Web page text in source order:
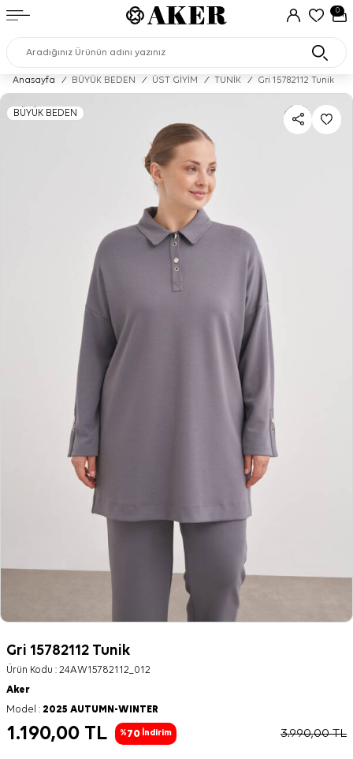
0
Anasayfa / BÜYÜK BEDEN / ÜST GİYİM / TUNİK / Gri 15782112 Tunik
BÜYÜK BEDEN
Gri 15782112 Tunik
Ürün Kodu : 24AW15782112_012
Aker
Model : 2025 AUTUMN-WINTER
1.190,00 TL %70 İndirim 3.990,00TL